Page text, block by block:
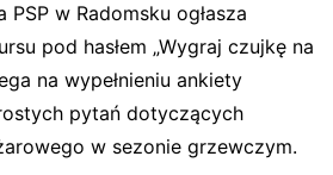
w Radomsku ogłasza
pod hasłem „Wygraj czujkę na
na wypełnieniu ankiety
pytań dotyczących
w sezonie grzewczym.